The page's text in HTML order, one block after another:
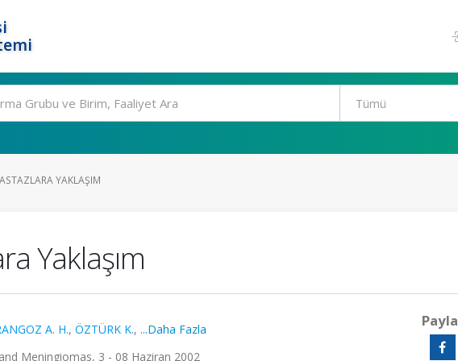
YAKLAŞIM
Yaklaşım
A. H., ÖZTÜRK K., ...Daha Fazla
Meningiomas, 3 - 08 Haziran 2002